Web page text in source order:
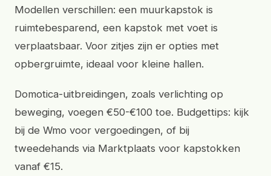
Modellen verschillen: een muurkapstok is
ruimtebesparend, een kapstok met voet is
verplaatsbaar. Voor zitjes zijn er opties met
opbergruimte, ideaal voor kleine hallen.
Domotica-uitbreidingen, zoals verlichting op
beweging, voegen €50-€100 toe. Budgettips: kijk
bij de Wmo voor vergoedingen, of bij
tweedehands via Marktplaats voor kapstokken
vanaf €15.